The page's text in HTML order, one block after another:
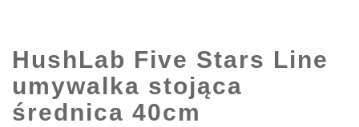
HushLab Five Stars Line
umywalka stojąca
średnica 40cm